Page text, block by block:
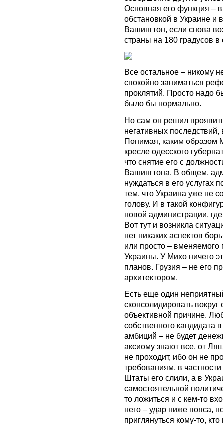
Основная его функция –
обстановкой в Украине и
Вашингтон, если снова
страны на 180 градусов в
Все остальное – никому
спокойно заниматься
проклятий. Просто надо
было бы нормально.
Но сам он решил
негативных
Понимая, каким образом
кресле одесского
что снятие его с
Вашингтона. В общем,
нуждаться в его услугах
тем, что Украина уже не
голову. И в такой
новой администрации,
Вот тут и возникла
нет никаких аспектов
или просто –
Украины. У Михо ничего
планов. Грузия – не его
архитектором.
Есть еще один
сконсолидировать
объективной причине.
собственного кандидата
амбиций – не будет
аксиому знают все, от
не проходит, ибо он не
требованиям, в
Штаты его слили, а в
самостоятельной
то ложиться и с кем-то
него – удар ниже пояса,
приглянуться кому-то,